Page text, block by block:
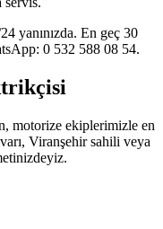
yanınızda. En geç 30
0 532 588 08 54.
motorize ekiplerimizle en
Viranşehir sahili veya